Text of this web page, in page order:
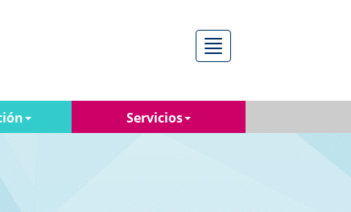
Menú
Servicios